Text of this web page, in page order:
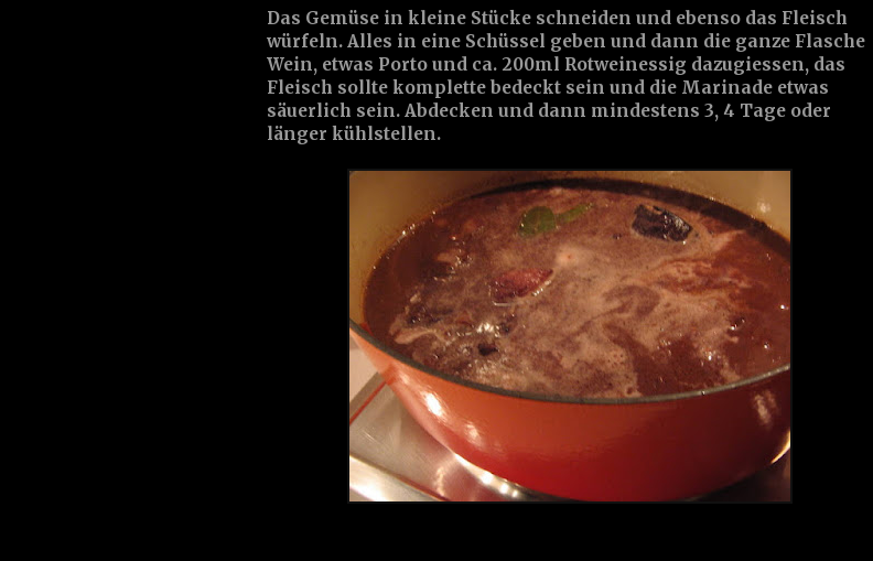
Das Gemüse in kleine Stücke schneiden und ebenso das Fleisch
würfeln. Alles in eine Schüssel geben und dann die ganze Flasche
Wein, etwas Porto und ca. 200ml Rotweinessig dazugiessen, das
Fleisch sollte komplette bedeckt sein und die Marinade etwas
säuerlich sein. Abdecken und dann mindestens 3, 4 Tage oder
länger kühlstellen.